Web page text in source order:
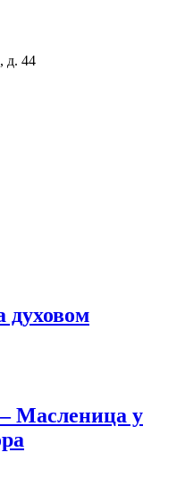
д. 44
духовом
Масленица у